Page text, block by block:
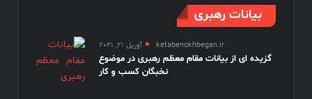
بیانات رهبری
ketabenokhbegan.ir آوریل 21, 2021
گزیده ای از بیانات مقام معظم رهبری در موضوع
نخبگان کسب و کار